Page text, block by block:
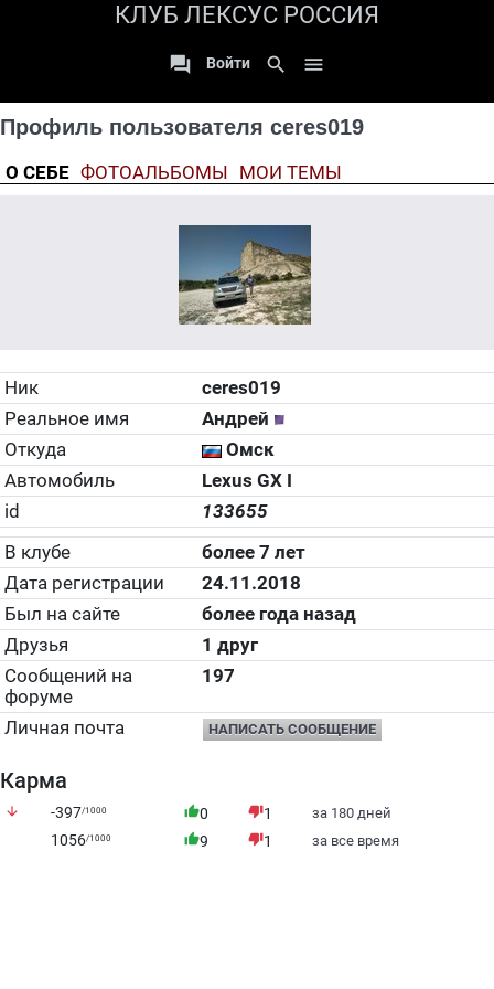
КЛУБ ЛЕКСУС РОССИЯ
 Войти search 
Профиль пользователя ceres019
О СЕБЕ ФОТОАЛЬБОМЫ МОИ ТЕМЫ
Ник
ceres019
Реальное имя
Андрей
Откуда
Омск
Автомобиль
Lexus GX I
id
133655
В клубе
более 7 лет
Дата регистрации
24.11.2018
Был на сайте
более года назад
Друзья
1 друг
Сообщений на
форуме
197
Личная почта НАПИСАТЬ СООБЩЕНИЕ
Карма
arrow_downward -397/1000 thumb_up0 thumb_down1 за 180 дней
1056/1000 thumb_up9 thumb_down1 за все время